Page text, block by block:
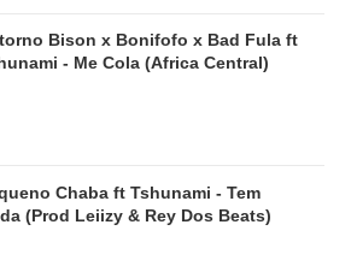
Bison x Bonifofo x Bad Fula ft
- Me Cola (Africa Central)
Chaba ft Tshunami - Tem
(Prod Leiizy & Rey Dos Beats)